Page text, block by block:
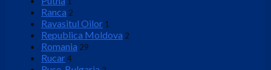
Ranca 2
Ravasitul Oilor 1
Republica Moldova 2
Romania 29
Rucar4